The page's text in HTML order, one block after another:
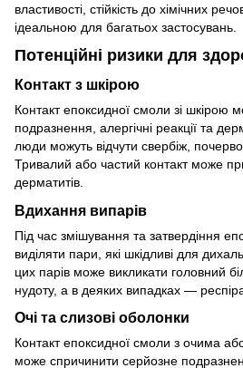
властивості, стійкість до хімічних
ідеальною для багатьох застосувань.
Потенційні ризики для
Контакт з шкірою
Контакт епоксидної смоли зі шкірою
подразнення, алергічні реакції та
люди можуть відчути свербіж,
Тривалий або частий контакт може
дерматитів.
Вдихання випарів
Під час змішування та затвердіння
виділяти пари, які шкідливі для
цих парів може викликати головний
нудоту, а в деяких випадках —
Очі та слизові оболонки
Контакт епоксидної смоли з очима
може спричинити серйозне